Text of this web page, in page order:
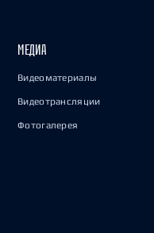
МЕДИА
Видеоматериалы
Видеотрансляции
Фотогалерея